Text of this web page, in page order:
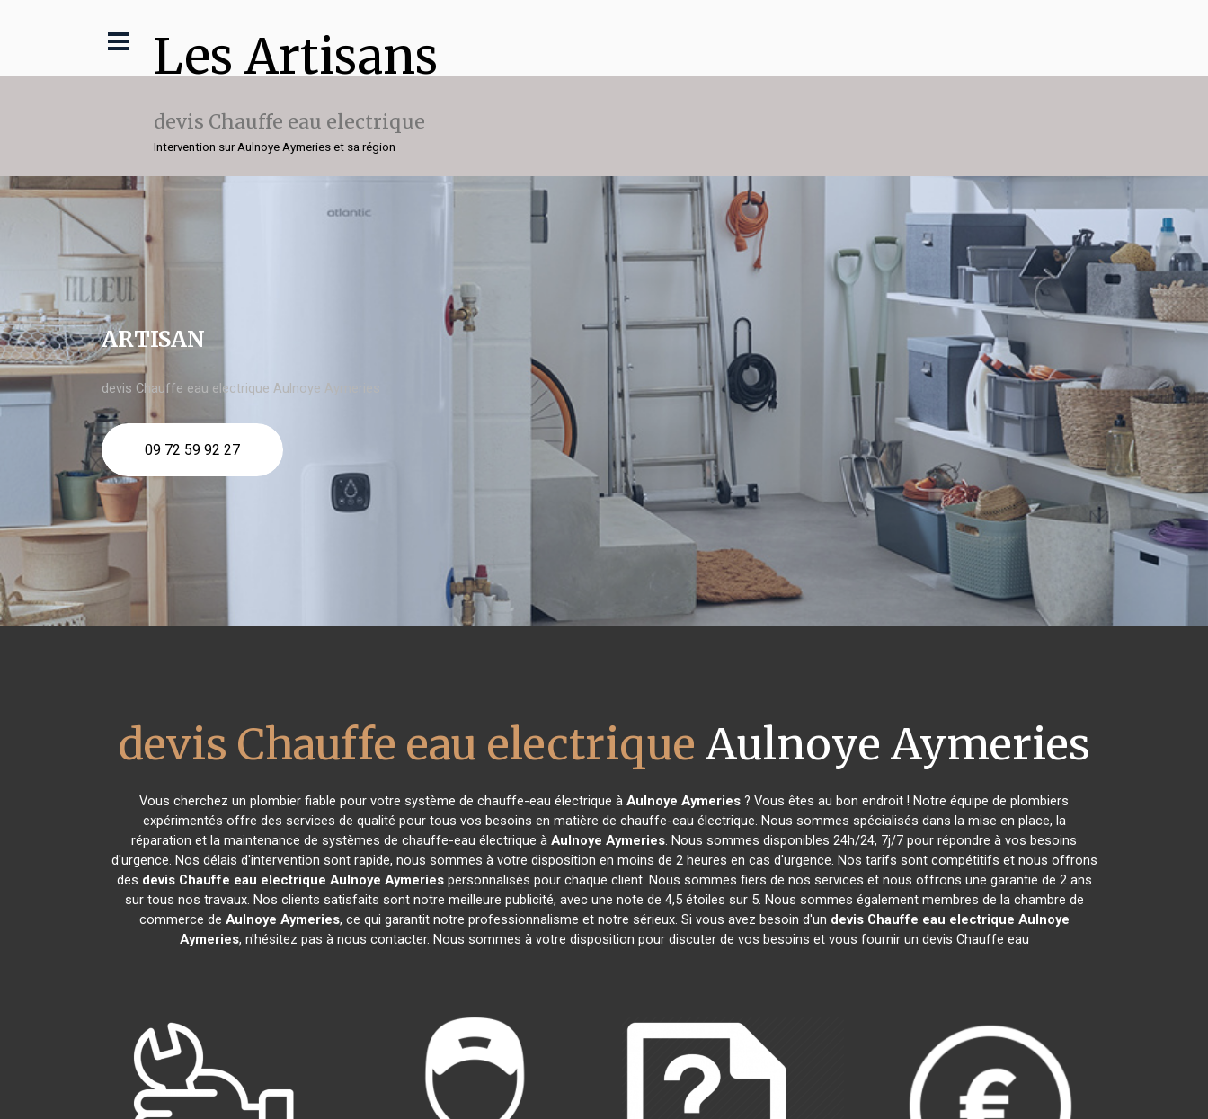
Les Artisans
devis Chauffe eau electrique
Intervention sur Aulnoye Aymeries et sa région
ARTISAN
devis Chauffe eau electrique Aulnoye Aymeries
09 72 59 92 27
devis Chauffe eau electrique Aulnoye Aymeries
Vous cherchez un plombier fiable pour votre système de chauffe-eau électrique à Aulnoye Aymeries ? Vous êtes au bon endroit ! Notre équipe de plombiers
expérimentés offre des services de qualité pour tous vos besoins en matière de chauffe-eau électrique. Nous sommes spécialisés dans la mise en place, la
réparation et la maintenance de systèmes de chauffe-eau électrique à Aulnoye Aymeries. Nous sommes disponibles 24h/24, 7j/7 pour répondre à vos besoins
d'urgence. Nos délais d'intervention sont rapide, nous sommes à votre disposition en moins de 2 heures en cas d'urgence. Nos tarifs sont compétitifs et nous offrons
des devis Chauffe eau electrique Aulnoye Aymeriespersonnalisés pour chaque client. Nous sommes fiers de nos services et nous offrons une garantie de 2 ans
sur tous nos travaux. Nos clients satisfaits sont notre meilleure publicité, avec une note de 4,5 étoiles sur 5. Nous sommes également membres de la chambre de
commerce de Aulnoye Aymeries, ce qui garantit notre professionnalisme et notre sérieux. Si vous avez besoin d'un devis Chauffe eau electrique Aulnoye
Aymeries, n'hésitez pas à nous contacter. Nous sommes à votre disposition pour discuter de vos besoins et vous fournir un devis Chauffe eau